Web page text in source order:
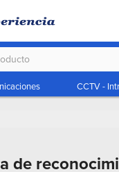
CCTV -
de